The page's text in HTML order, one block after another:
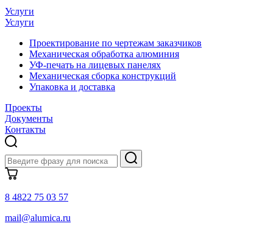
Услуги
Услуги
Проектирование по чертежам заказчиков
Механическая обработка алюминия
УФ-печать на лицевых панелях
Механическая сборка конструкций
Упаковка и доставка
Проекты
Документы
Контакты
8 4822 75 03 57
mail@alumica.ru